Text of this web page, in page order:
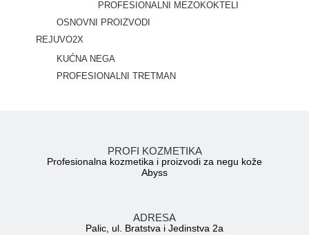
PROFESIONALNI MEZOKOKTELI
OSNOVNI PROIZVODI
REJUVO2X
KUĆNA NEGA
PROFESIONALNI TRETMAN
PROFI KOZMETIKA
Profesionalna kozmetika i proizvodi za negu kože
Abyss
ADRESA
Palic, ul. Bratstva i Jedinstva 2a